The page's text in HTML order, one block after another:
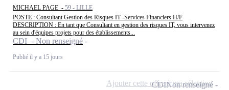
MICHAEL PAGE - 59 - LILLE
POSTE : Consultant Gestion des Risques IT -Services Financiers H/F
DESCRIPTION : En tant que Consultant en gestion des risques IT, vous intervenez
au sein d'équipes projets pour des établissements...
CDI - Non renseigné
Publié il y a 15 jours
CDINon renseigné
Ajouter cette offre à ma sélection